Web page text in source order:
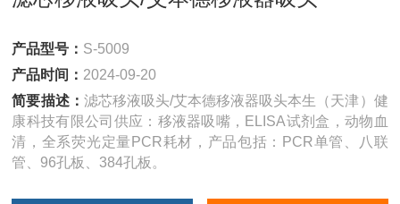
产品型号： S-5009
产品时间： 2024-09-20
简要描述： 滤芯移液吸头/艾本德移液器吸头本生（天津）健
康科技有限公司供应：移液器吸嘴，ELISA试剂盒，动物血
清，全系荧光定量PCR耗材，产品包括：PCR单管、八联
管、96孔板、384孔板。